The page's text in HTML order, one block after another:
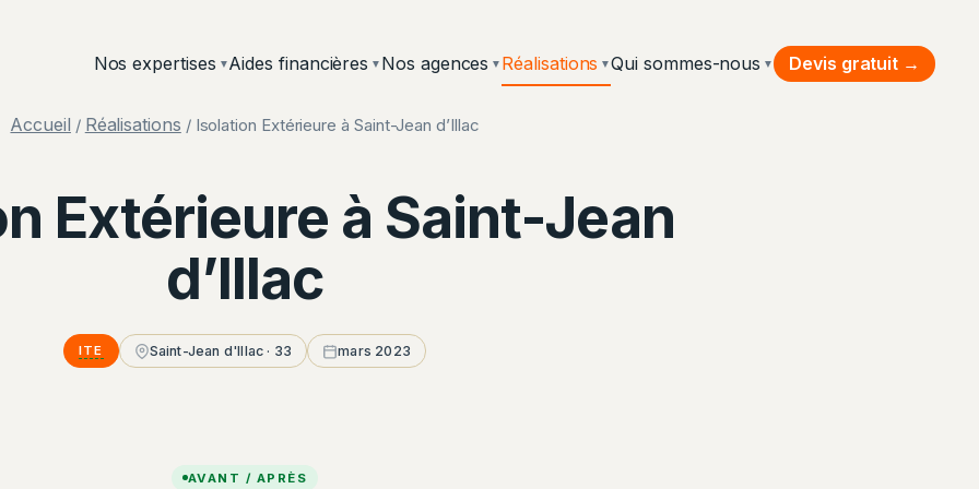
Nos expertises ▼Aides financières ▼ Nos agences ▼ Réalisations ▼Qui sommes-nous ▼ Devis gratuit →
Accueil / Réalisations / Isolation Extérieure à Saint-Jean d’Illac
Extérieure à Saint-Jean
d’Illac
ITE Saint-Jean d'Illac · 33 mars 2023
AVANT / APRÈS